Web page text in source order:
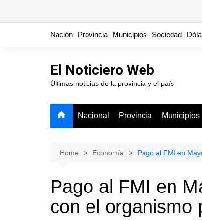
Nación Provincia Municipios Sociedad
El Noticiero Web
Últimas noticias de la provincia y el país
Nacional Provincia Municipios
Home Economía Pago al FMI en
Pago al FMI en
con el organismo